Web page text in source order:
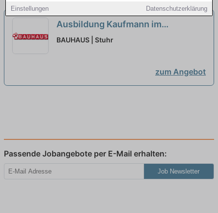
Einstellungen Datenschutzerklärung
Ausbildung Kaufmann im
Einzelhandel oder Verkäufer
BAUHAUS | Stuhr
zum Angebot
Passende Jobangebote per E-Mail erhalten:
Job Newsletter